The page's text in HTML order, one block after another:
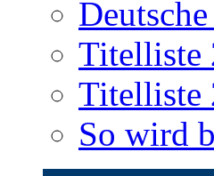
Titelliste
Titelliste
So wird